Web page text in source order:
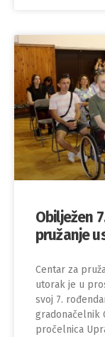
Obilježen
pružanje
Centar za
utorak je u
svoj 7.
gradonačelnik
pročelnica